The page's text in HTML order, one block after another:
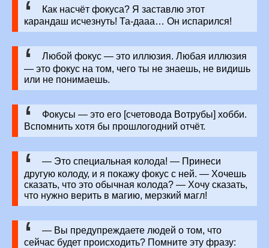
Как насчёт фокуса? Я заставлю этот
карандаш исчезнуть! Та-дааа… Он испарился!
Любой фокус — это иллюзия. Любая иллюзия
— это фокус на том, чего ты не знаешь, не видишь
или не понимаешь.
Фокусы — это его [счетовода Вотрубы] хобби.
Вспомнить хотя бы прошлогодний отчёт.
— Это специальная колода! — Принеси
другую колоду, и я покажу фокус с ней. — Хочешь
сказать, что это обычная колода? — Хочу сказать,
что нужно верить в магию, мерзкий магл!
— Вы предупреждаете людей о том, что
сейчас будет происходить? Помните эту фразу: